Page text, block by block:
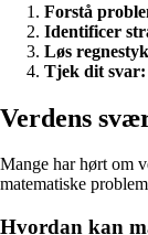
Forstå
Identificer
Løs
Tjek dit svar:
Verdens
Mange har hørt om
matematiske
Hvordan kan